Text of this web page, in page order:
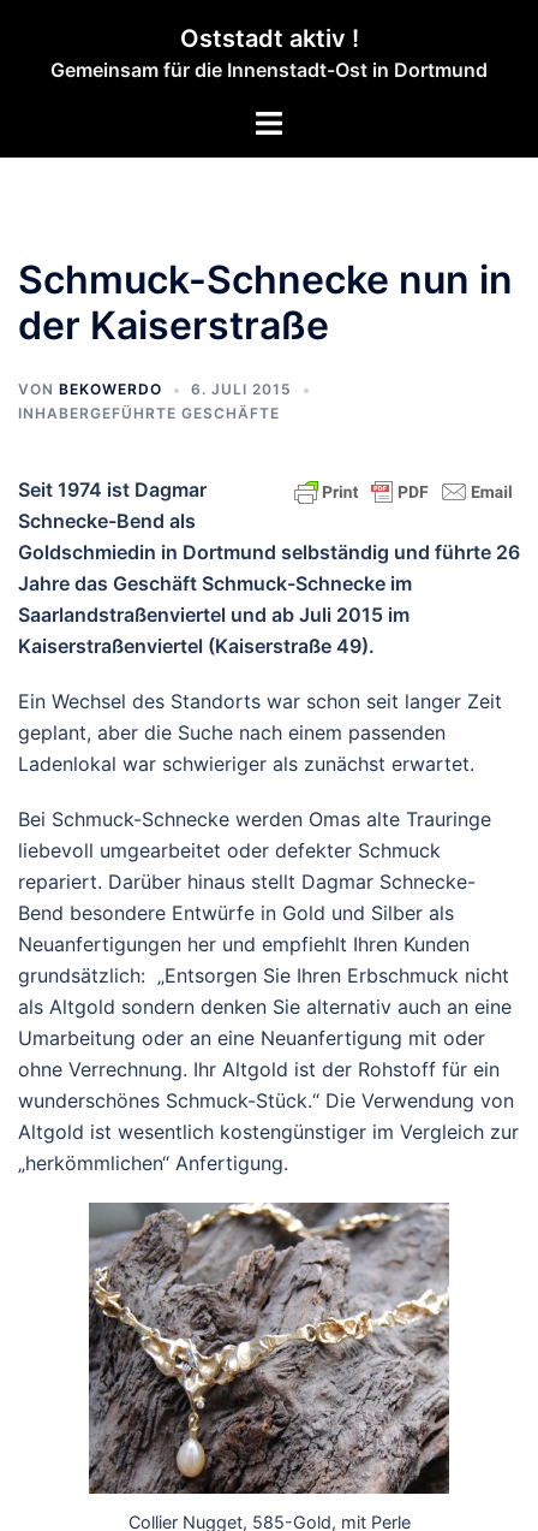
springen
Oststadt aktiv !
Gemeinsam für die Innenstadt-Ost in Dortmund
Menü
Schmuck-Schnecke nun in
der Kaiserstraße
VON BEKOWERDO
6. JULI 2015
INHABERGEFÜHRTE GESCHÄFTE
Seit 1974 ist Dagmar
Schnecke-Bend als
Goldschmiedin in Dortmund selbständig und führte 26
Jahre das Geschäft Schmuck-Schnecke im
Saarlandstraßenviertel und ab Juli 2015 im
Kaiserstraßenviertel (Kaiserstraße 49).
Ein Wechsel des Standorts war schon seit langer Zeit
geplant, aber die Suche nach einem passenden
Ladenlokal war schwieriger als zunächst erwartet.
Bei Schmuck-Schnecke werden Omas alte Trauringe
liebevoll umgearbeitet oder defekter Schmuck
repariert. Darüber hinaus stellt Dagmar Schnecke-
Bend besondere Entwürfe in Gold und Silber als
Neuanfertigungen her und empfiehlt Ihren Kunden
grundsätzlich: „Entsorgen Sie Ihren Erbschmuck nicht
als Altgold sondern denken Sie alternativ auch an eine
Umarbeitung oder an eine Neuanfertigung mit oder
ohne Verrechnung. Ihr Altgold ist der Rohstoff für ein
wunderschönes Schmuck-Stück.“ Die Verwendung von
Altgold ist wesentlich kostengünstiger im Vergleich zur
„herkömmlichen“ Anfertigung.
Collier Nugget, 585-Gold, mit Perle